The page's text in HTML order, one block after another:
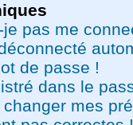
pas me
de passe !
dans le
mes